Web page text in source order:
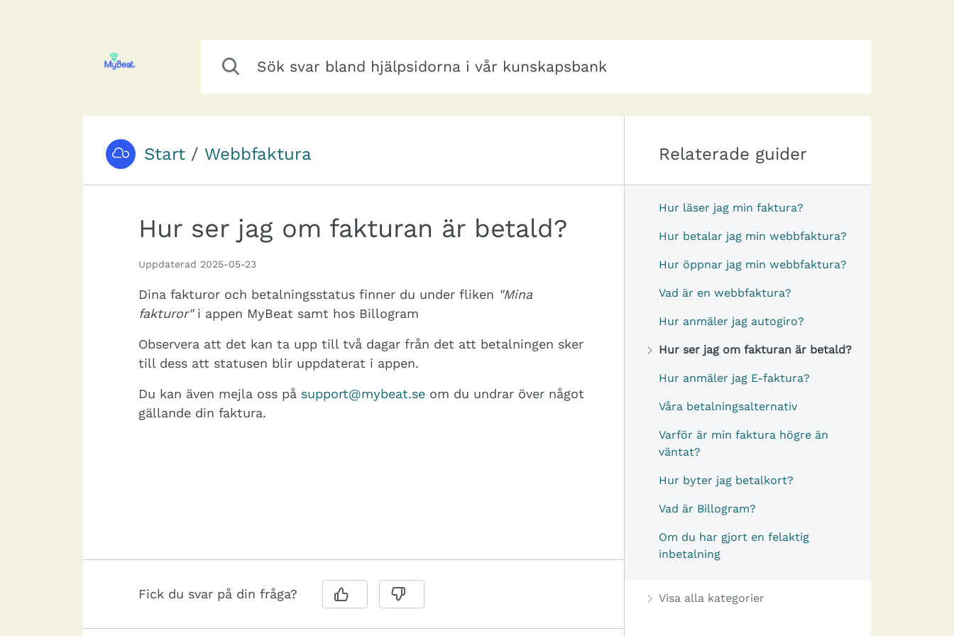
Du är här:Start / Webbfaktura
Hur ser jag om fakturan är betald?
Uppdaterad 2025-05-23
Dina fakturor och betalningsstatus finner du under fliken "Mina
fakturor"i appen MyBeat samt hos Billogram
Observera att det kan ta upp till två dagar från det att betalningen sker
till dess att statusen blir uppdaterat i appen.
Du kan även mejla oss på support@mybeat.se om du undrar över något
gällande din faktura.
Fick du svar på din fråga?
Relaterade guider
Hur läser jag min faktura?
Hur betalar jag min webbfaktura?
Hur öppnar jag min webbfaktura?
Vad är en webbfaktura?
Hur anmäler jag autogiro?
Hur ser jag om fakturan är betald?
Hur anmäler jag E-faktura?
Våra betalningsalternativ
Varför är min faktura högre än
väntat?
Hur byter jag betalkort?
Vad är Billogram?
Om du har gjort en felaktig
inbetalning
Visa alla kategorier